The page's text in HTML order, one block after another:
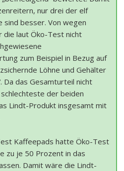
nur drei der elf
sind besser. Von wegen
die laut Öko-Test nicht
zum Beispiel in Bezug auf
Löhne und Gehälter
Da das Gesamturteil nicht
der beiden
Lindt-Produkt insgesamt mit
Kaffeepads hatte Öko-Test
zu je 50 Prozent in das
Damit wäre die Lindt-